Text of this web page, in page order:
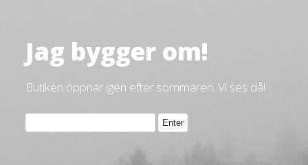
Jag bygger om!
Butiken öppnar igen efter sommaren. Vi ses då!